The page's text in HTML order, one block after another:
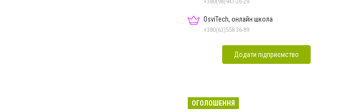
OsviTech, онлайн школа
+380(63)558-36-89
Додати підприємство
ОГОЛОШЕННЯ